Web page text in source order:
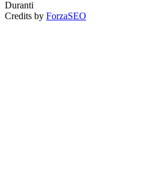
Duranti
Credits by ForzaSEO